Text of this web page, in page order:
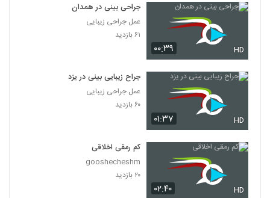
۰۰:۳۹ HD
جراحی بینی در همدان
عمل جراحی زیبایی
۶۱ بازدید
۰۱:۳۷ HD
جراح زیبایی بینی در یزد
عمل جراحی زیبایی
۶۰ بازدید
۰۲:۴۰ HD
کم رمقی اخلاقی
gooshecheshm
۲۰ بازدید